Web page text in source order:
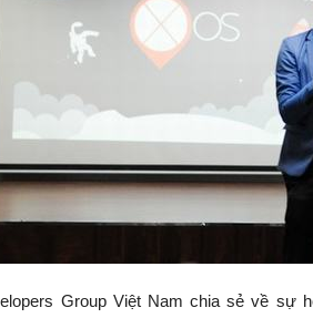
Group Việt Nam chia sẻ về sự